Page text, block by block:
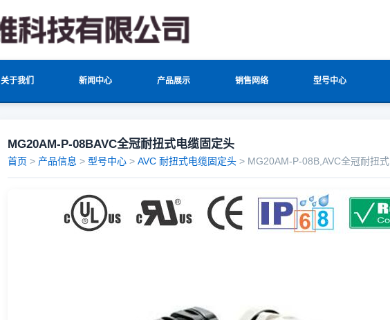
关于我们 新闻中心 产品展示 销售网络 型号中心
MG20AM-P-08BAVC全冠耐扭式电缆固定头
首页 > 产品信息 > 型号中心 > AVC 耐扭式电缆固定头 > MG20AM-P-08B,AVC全冠耐扭